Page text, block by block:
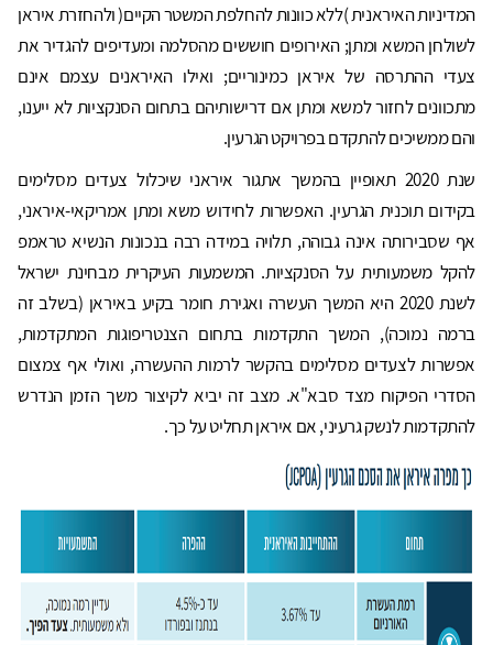
המדיניות האיראנית )ללא כוונות להחלפת המשטר הקיים( ולהחזרת איראן
לשולחן המשא ומתן; האירופים חוששים מהסלמה ומעדיפים להגדיר את
צעדי ההתרסה של איראן כמינוריים; ואילו האיראנים עצמם אינם
מתכוונים לחזור למשא ומתן אם דרישותיהם בתחום הסנקציות לא ייענו,
והם ממשיכים להתקדם בפרויקט הגרעין.
שנת 2020 תאופיין בהמשך אתגור איראני שיכלול צעדים מסלימים
בקידום תוכנית הגרעין. האפשרות לחידוש משא ומתן אמריקאי-איראני,
אף שסבירותה אינה גבוהה, תלויה במידה רבה בנכונות הנשיא טראמפ
להקל משמעותית על הסנקציות. המשמעות העיקרית מבחינת ישראל
לשנת 2020 היא המשך העשרה ואגירת חומר בקיע באיראן (בשלב זה
ברמה נמוכה), המשך התקדמות בתחום הצנטריפוגות המתקדמות,
אפשרות לצעדים מסלימים בהקשר לרמות ההעשרה, ואולי אף צמצום
הסדרי הפיקוח מצד סבא"א. מצב זה יביא לקיצור משך הזמן הנדרש
להתקדמות לנשק גרעיני, אם איראן תחליט על כך.